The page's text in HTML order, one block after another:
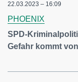
22.03.2023 – 16:09
PHOENIX
SPD-
Gefahr kommt